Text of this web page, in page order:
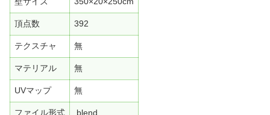
頂点数 392
テクスチャ 無
マテリアル 無
UVマップ 無
ファイル形式 .blend